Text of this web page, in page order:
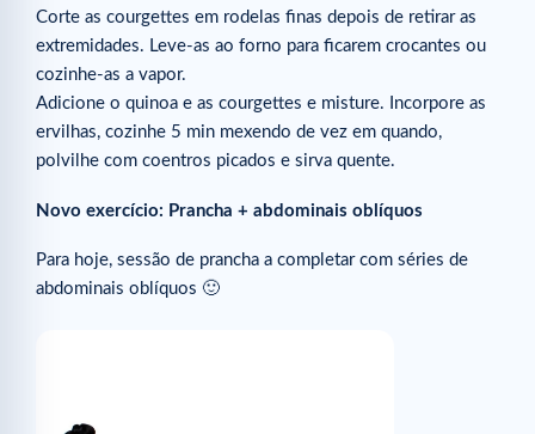
Corte as courgettes em rodelas finas depois de retirar as
extremidades. Leve-as ao forno para ficarem crocantes ou
cozinhe-as a vapor.
Adicione o quinoa e as courgettes e misture. Incorpore as
ervilhas, cozinhe 5 min mexendo de vez em quando,
polvilhe com coentros picados e sirva quente.
Novo exercício: Prancha + abdominais oblíquos
Para hoje, sessão de prancha a completar com séries de
abdominais oblíquos 🙂